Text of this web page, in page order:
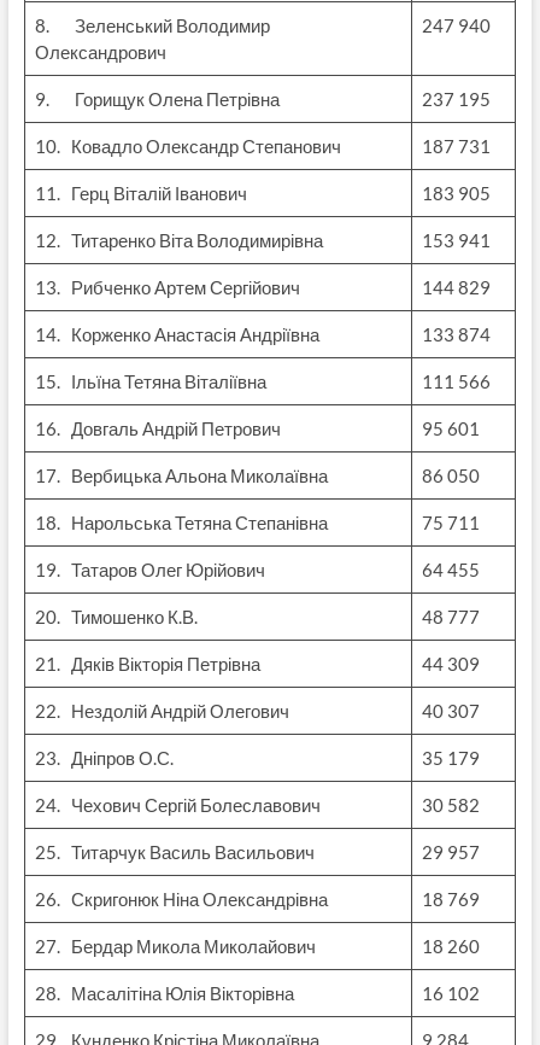
8. Зеленський Володимир
Олександрович
247 940
9. Горищук Олена Петрівна 237 195
10. Ковадло Олександр Степанович 187 731
11. Герц Віталій Іванович 183 905
12. Титаренко Віта Володимирівна 153 941
13. Рибченко Артем Сергійович 144 829
14. Корженко Анастасія Андріївна 133 874
15. Ільїна Тетяна Віталіївна 111 566
16. Довгаль Андрій Петрович 95 601
17. Вербицька Альона Миколаївна 86 050
18. Нарольська Тетяна Степанівна 75 711
19. Татаров Олег Юрійович 64 455
20. Тимошенко К.В. 48 777
21. Дяків Вікторія Петрівна 44 309
22. Нездолій Андрій Олегович 40 307
23. Дніпров О.С. 35 179
24. Чехович Сергій Болеславович 30 582
25. Титарчук Василь Васильович 29 957
26. Скригонюк Ніна Олександрівна 18 769
27. Бердар Микола Миколайович 18 260
28. Масалітіна Юлія Вікторівна 16 102
29. Кунденко Крістіна Миколаївна 9 284